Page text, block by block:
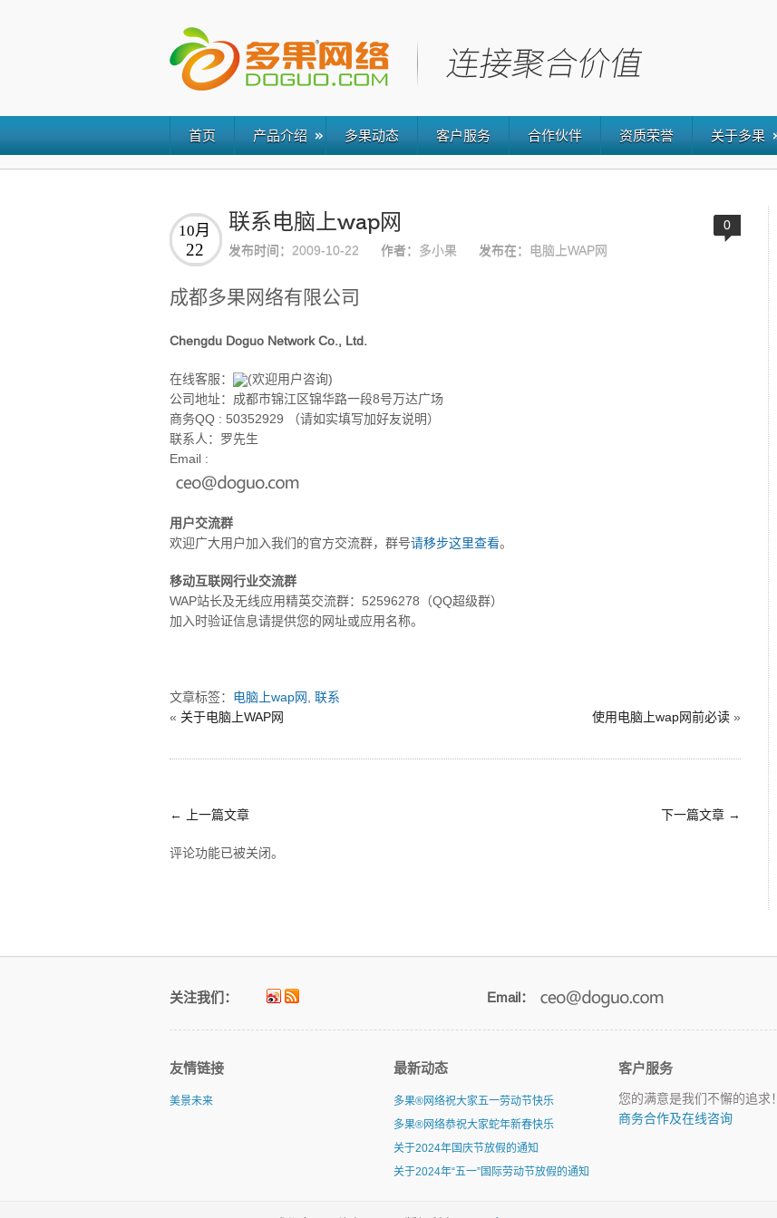
首页 产品介绍 多果动态 客户服务 合作伙伴 资质荣誉 关于多果
联系电脑上wap网
10月
22 发布时间： 2009-10-22 作者： 多小果 发布在： 电脑上WAP网
0
成都多果网络有限公司
Chengdu Doguo Network Co., Ltd.
在线客服：
(欢迎用户咨询)
公司地址：成都市锦江区锦华路一段8号万达广场
商务QQ : 50352929 （请如实填写加好友说明）
联系人：罗先生
Email :
用户交流群
欢迎广大用户加入我们的官方交流群，群号请移步这里查看。
移动互联网行业交流群
WAP站长及无线应用精英交流群：52596278（QQ超级群）
加入时验证信息请提供您的网址或应用名称。
文章标签： 电脑上wap网
联系
« 关于电脑上WAP网 使用电脑上wap网前必读 »
← 上一篇文章 下一篇文章 →
评论功能已被关闭。
关注我们： Email：
友情链接
美景未来
最新动态
多果®网络祝大家五一劳动节快乐
多果®网络恭祝大家蛇年新春快乐
关于2024年国庆节放假的通知
关于2024年“五一”国际劳动节放假的通知
客户服务
您的满意是我们不懈的追求！
商务合作及在线咨询